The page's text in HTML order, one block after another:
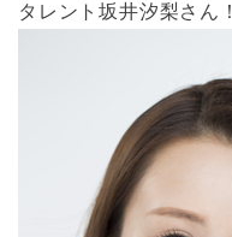
タレント坂井汐梨さん！